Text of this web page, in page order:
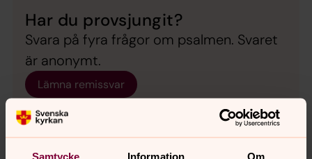
Samtycke Information Om
Har du provsjungit?
Svara på fyra frågor om psalmen. Svaret
är anonymt.
Lämna remissvar